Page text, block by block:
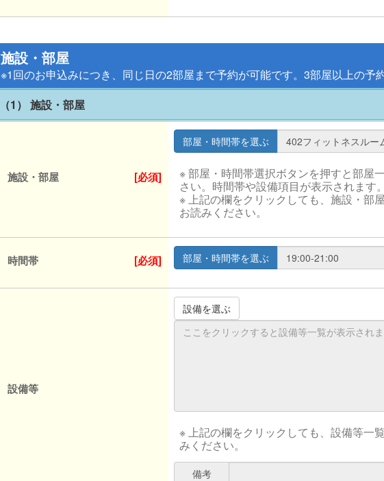
施設・部屋
※1回のお申込みにつき、同じ日の2部屋まで予約が可能です。3部屋以上の予
（1） 施設・部屋
施設・部屋 [必須]
※ 部屋・時間帯選択ボタンを押すと部屋
さい。時間帯や設備項目が表示されます。
※ 上記の欄をクリックしても、施設・部
お読みください。
時間帯 [必須]
設備等
※ 上記の欄をクリックしても、設備等一
みください。
備考